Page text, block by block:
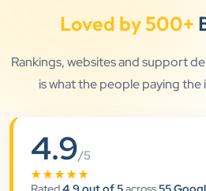
Loved by 500+
Rankings, websites and support
is what the people paying the
4.9/5
★★★★★
★★★★★